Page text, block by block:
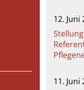
12. Juni
11. Juni